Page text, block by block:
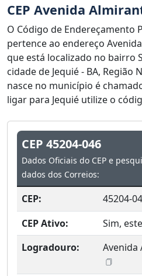
CEP Avenida
O Código de Endereçamento
pertence ao endereço
que está localizado no bairro
cidade de Jequié - BA, Região
nasce no município é
ligar para Jequié utilize o
CEP 45204-046
Dados Oficiais do CEP e
dados dos Correios:
CEP:
45204-
CEP Ativo:
Sim,
Logradouro:
Avenida